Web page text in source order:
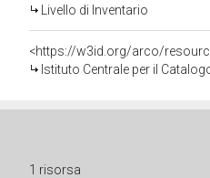
Livello di Inventario
<https://w3id.org/arco/
Istituto Centrale per il
1 risorsa